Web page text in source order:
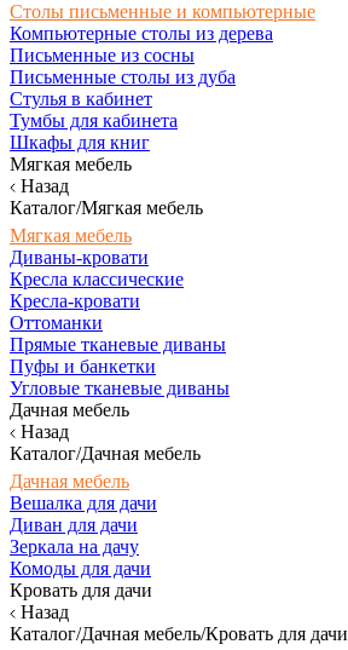
Столы письменные и компьютерные
Компьютерные столы из дерева
Письменные из сосны
Письменные столы из дуба
Стулья в кабинет
Тумбы для кабинета
Шкафы для книг
Мягкая мебель
Назад
Каталог/Мягкая мебель
Мягкая мебель
Диваны-кровати
Кресла классические
Кресла-кровати
Оттоманки
Прямые тканевые диваны
Пуфы и банкетки
Угловые тканевые диваны
Дачная мебель
Назад
Каталог/Дачная мебель
Дачная мебель
Вешалка для дачи
Диван для дачи
Зеркала на дачу
Комоды для дачи
Кровать для дачи
Назад
Каталог/Дачная мебель/Кровать для дачи